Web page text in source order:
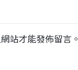
網站才能發佈留言。